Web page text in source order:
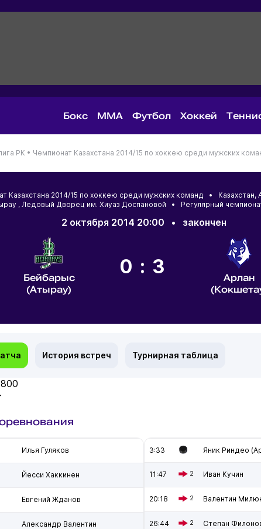
Бокс MMA Футбол Хоккей
РК • Чемпионат Казахстана 2014/15 по хоккею среди мужских
Казахстана 2014/15 по хоккею среди мужских команд • Казахстан,
, Ледовый Дворец им. Хиуаз Доспановой • Регулярный
2 октября 2014 20:00 • закончен
Бейбарыс
(Атырау)
0:3
Арлан
История встреч Турнирная таблица
800
Илья Гуляков
Йесси Хаккинен
Евгений Жданов
Александр Валентин
3:33 Яник Риндео
11:47 2 Иван Кучин
20:18 2 Валентин
26:44 2 Степан